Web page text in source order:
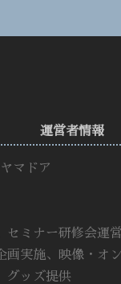
運営者情報
マドア
セミナー研修会運
画実施、映像・オ
グッズ提供